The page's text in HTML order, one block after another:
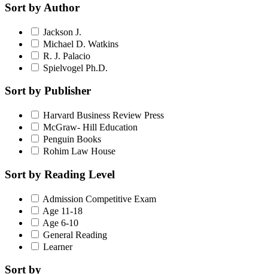
Sort by Author
Jackson J.
Michael D. Watkins
R. J. Palacio
Spielvogel Ph.D.
Sort by Publisher
Harvard Business Review Press
McGraw- Hill Education
Penguin Books
Rohim Law House
Sort by Reading Level
Admission Competitive Exam
Age 11-18
Age 6-10
General Reading
Learner
Sort by